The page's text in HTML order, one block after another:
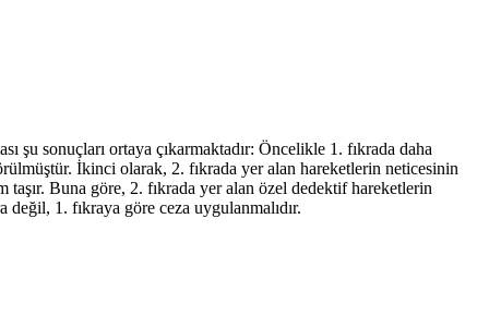
şu sonuçları ortaya çıkarmaktadır: Öncelikle 1. fıkrada daha
İkinci olarak, 2. fıkrada yer alan hareketlerin neticesinin
Buna göre, 2. fıkrada yer alan özel dedektif hareketlerin
1. fıkraya göre ceza uygulanmalıdır.